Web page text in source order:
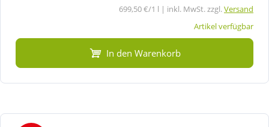
699,50 €/1 l | inkl. MwSt. zzgl.Versand
Artikel verfügbar
In den Warenkorb